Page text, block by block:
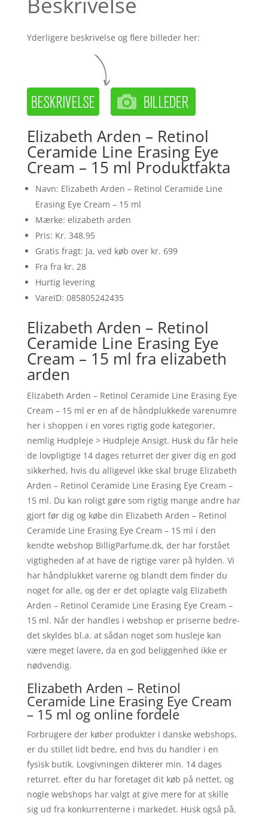
Yderligere beskrivelse og flere billeder her:
Elizabeth Arden – Retinol
Ceramide Line Erasing Eye
Cream – 15 ml Produktfakta
Navn: Elizabeth Arden – Retinol Ceramide Line
Erasing Eye Cream – 15 ml
Mærke: elizabeth arden
Pris: Kr. 348.95
Gratis fragt: Ja, ved køb over kr. 699
Fra fra kr. 28
Hurtig levering
VareID: 085805242435
Elizabeth Arden – Retinol
Ceramide Line Erasing Eye
Cream – 15 ml fra elizabeth
arden
Elizabeth Arden – Retinol Ceramide Line Erasing Eye
Cream – 15 ml er en af de håndplukkede varenumre
her i shoppen i en vores rigtig gode kategorier,
nemlig Hudpleje > Hudpleje Ansigt. Husk du får hele
de lovpligtige 14 dages returret der giver dig en god
sikkerhed, hvis du alligevel ikke skal bruge Elizabeth
Arden – Retinol Ceramide Line Erasing Eye Cream –
15 ml. Du kan roligt gøre som rigtig mange andre har
gjort før dig og købe din Elizabeth Arden – Retinol
Ceramide Line Erasing Eye Cream – 15 ml i den
kendte webshop BilligParfume.dk, der har forstået
vigtigheden af at have de rigtige varer på hylden. Vi
har håndplukket varerne og blandt dem finder du
noget for alle, og der er det oplagte valg Elizabeth
Arden – Retinol Ceramide Line Erasing Eye Cream –
15 ml. Når der handles i webshop er priserne bedre-
det skyldes bl.a. at sådan noget som husleje kan
være meget lavere, da en god beliggenhed ikke er
nødvendig.
Elizabeth Arden – Retinol
Ceramide Line Erasing Eye Cream
– 15 ml og online fordele
Forbrugere der køber produkter i danske webshops,
er du stillet lidt bedre, end hvis du handler i en
fysisk butik. Lovgivningen dikterer min. 14 dages
returret. efter du har foretaget dit køb på nettet, og
nogle webshops har valgt at give mere for at skille
sig ud fra konkurrenterne i markedet. Husk også på,